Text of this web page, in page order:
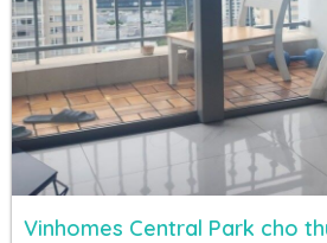
Vinhomes Central Park cho